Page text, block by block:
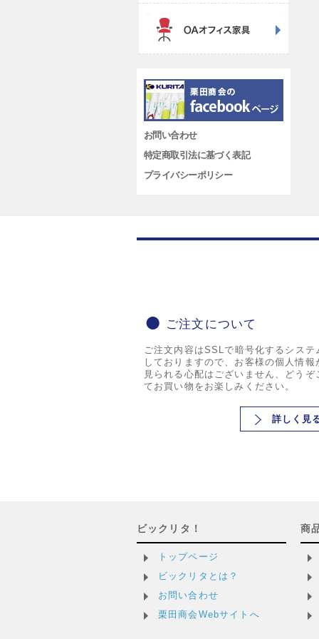
お問い合わせ
特定商取引法に基づく表記
プライバシーポリシー
ご注文について
ご注文内容はSSLで暗号化するシステ
しておりますので、お客様の個人情報
見られる心配はございません、どうぞ
てお買い物をお楽しみください。
詳しく見
ビックリタ！
トップページ
ビックリタとは？
お問い合わせ
栗田商会Webサイトへ
商